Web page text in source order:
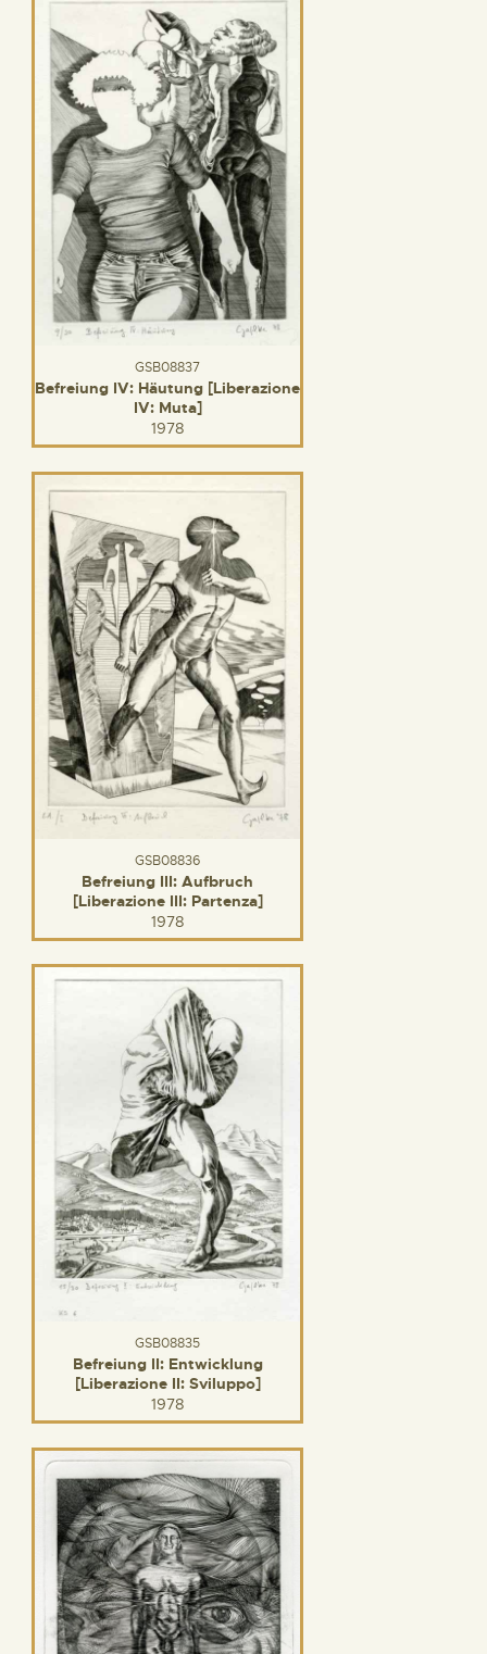
GSB08837
Befreiung IV: Häutung [Liberazione
IV: Muta]
1978
GSB08836
Befreiung III: Aufbruch
[Liberazione III: Partenza]
1978
GSB08835
Befreiung II: Entwicklung
[Liberazione II: Sviluppo]
1978